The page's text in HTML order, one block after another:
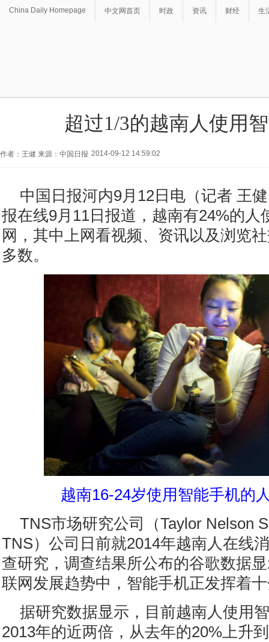
China Daily Homepage 中文网首页 时政 资讯 财经 生
超过1/3的越南人使用
作者：王健 来源：中国日报 2014-09-12 14:59:02
中国日报河内9月12日电（记者 王
报在线9月11日报道，越南有24%的人
网，其中上网看视频、资讯以及浏览
多数。
越南16-24岁使用智能手机的
TNS市场研究公司（Taylor Nelson
TNS）公司日前就2014年越南人在线
查研究，调查结果所公布的谷歌数据
联网发展趋势中，智能手机正发挥着
据研究数据显示，目前越南人使用
2013年的近两倍，从去年的20%上升